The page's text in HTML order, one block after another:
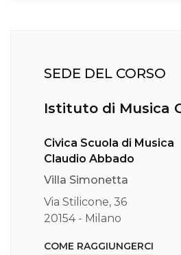
SEDE DEL CORSO
Istituto di Musica
Civica Scuola di Musica
Claudio Abbado
Villa Simonetta
Via Stilicone, 36
20154 - Milano
COME RAGGIUNGERCI